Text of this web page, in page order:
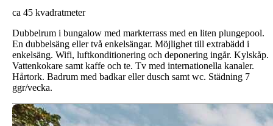
ca 45 kvadratmeter
Dubbelrum i bungalow med markterrass med en liten plungepool.
En dubbelsäng eller två enkelsängar. Möjlighet till extrabädd i
enkelsäng. Wifi, luftkonditionering och deponering ingår. Kylskåp.
Vattenkokare samt kaffe och te. Tv med internationella kanaler.
Hårtork. Badrum med badkar eller dusch samt wc. Städning 7
ggr/vecka.